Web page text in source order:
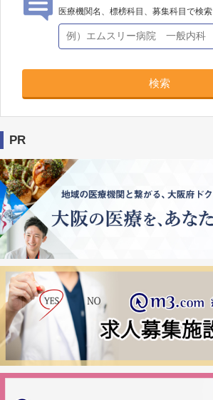
医療機関名、標榜科目、募集科目で検索
検索
PR